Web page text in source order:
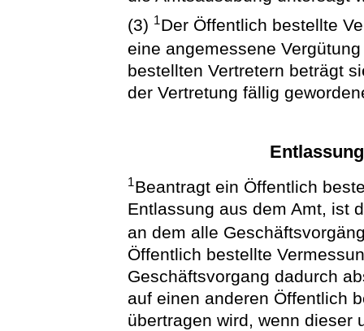
(3) 1Der Öffentlich bestellte
eine angemessene
bestellten Vertretern beträgt
der Vertretung fällig
1Beantragt ein Öffentlich
Entlassung aus dem Amt, ist
an dem alle
Öffentlich bestellte
Geschäftsvorgang dadurch
auf einen anderen Öffentlich
übertragen wird, wenn dieser